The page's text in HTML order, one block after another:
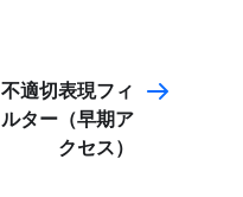
不適切表現フィ
ルター（早期ア
クセス）